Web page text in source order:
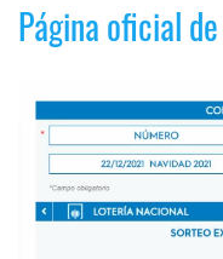
El medio de
digital donde
encontrarás
todas las
noticias sobre
tecnología,
móviles,
Página oficial